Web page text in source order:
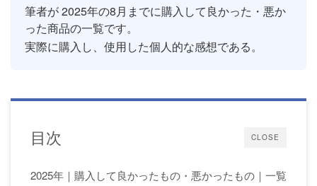
筆者が 2025年の8月までに購入して良かった・悪か
った商品の一覧です。
実際に購入し、使用した個人的な感想である。
CLOSE
目次
2025年｜購入して良かったもの・悪かったもの｜一覧